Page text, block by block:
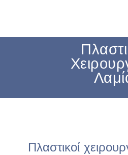
Πλαστικοί